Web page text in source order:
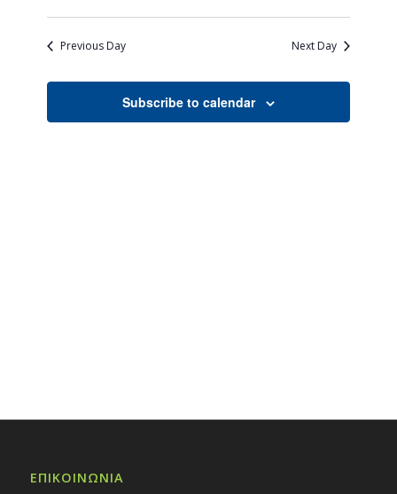
Search
and
Previous Day
Next Day
Subscribe to calendar
ΕΠΙΚΟΙΝΩΝΙΑ